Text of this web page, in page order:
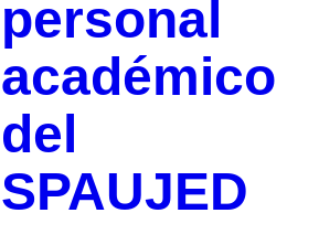
personal
académico
del
SPAUJED